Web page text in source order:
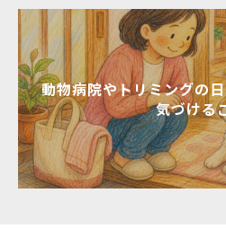
動物病院やトリミングの
気づける